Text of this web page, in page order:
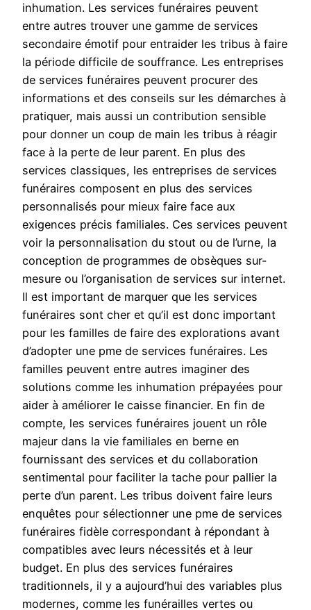
inhumation. Les services funéraires peuvent
entre autres trouver une gamme de services
secondaire émotif pour entraider les tribus à faire
la période difficile de souffrance. Les entreprises
de services funéraires peuvent procurer des
informations et des conseils sur les démarches à
pratiquer, mais aussi un contribution sensible
pour donner un coup de main les tribus à réagir
face à la perte de leur parent. En plus des
services classiques, les entreprises de services
funéraires composent en plus des services
personnalisés pour mieux faire face aux
exigences précis familiales. Ces services peuvent
voir la personnalisation du stout ou de l’urne, la
conception de programmes de obsèques sur-
mesure ou l’organisation de services sur internet.
Il est important de marquer que les services
funéraires sont cher et qu’il est donc important
pour les familles de faire des explorations avant
d’adopter une pme de services funéraires. Les
familles peuvent entre autres imaginer des
solutions comme les inhumation prépayées pour
aider à améliorer le caisse financier. En fin de
compte, les services funéraires jouent un rôle
majeur dans la vie familiales en berne en
fournissant des services et du collaboration
sentimental pour faciliter la tache pour pallier la
perte d’un parent. Les tribus doivent faire leurs
enquêtes pour sélectionner une pme de services
funéraires fidèle correspondant à répondant à
compatibles avec leurs nécessités et à leur
budget. En plus des services funéraires
traditionnels, il y a aujourd’hui des variables plus
modernes, comme les funérailles vertes ou